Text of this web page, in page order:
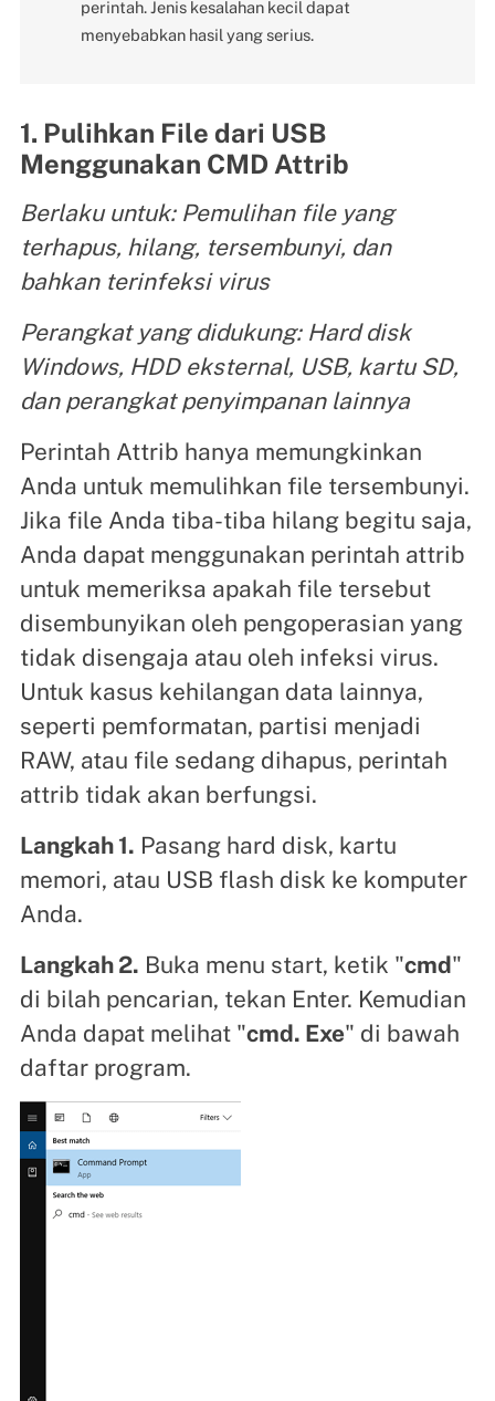
perintah. Jenis kesalahan kecil dapat
menyebabkan hasil yang serius.
1. Pulihkan File dari USB
Menggunakan CMD Attrib
Berlaku untuk: Pemulihan file yang
terhapus, hilang, tersembunyi, dan
bahkan terinfeksi virus
Perangkat yang didukung: Hard disk
Windows, HDD eksternal, USB, kartu SD,
dan perangkat penyimpanan lainnya
Perintah Attrib hanya memungkinkan
Anda untuk memulihkan file tersembunyi.
Jika file Anda tiba-tiba hilang begitu saja,
Anda dapat menggunakan perintah attrib
untuk memeriksa apakah file tersebut
disembunyikan oleh pengoperasian yang
tidak disengaja atau oleh infeksi virus.
Untuk kasus kehilangan data lainnya,
seperti pemformatan, partisi menjadi
RAW, atau file sedang dihapus, perintah
attrib tidak akan berfungsi.
Langkah 1. Pasang hard disk, kartu
memori, atau USB flash disk ke komputer
Anda.
Langkah 2. Buka menu start, ketik "cmd"
di bilah pencarian, tekan Enter. Kemudian
Anda dapat melihat "cmd. Exe" di bawah
daftar program.